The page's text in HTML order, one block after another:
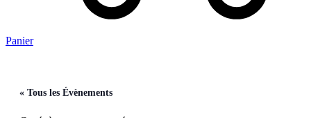
Panier
« Tous les Évènements